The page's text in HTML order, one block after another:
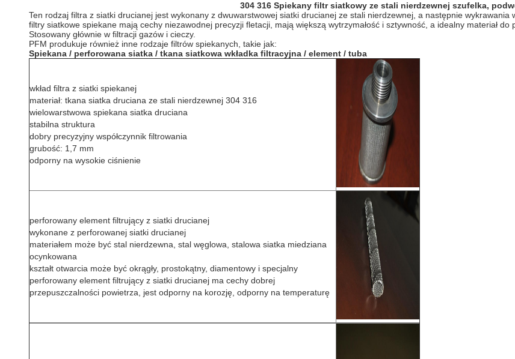
304 316 Spiekany filtr siatkowy ze stali nierdzewnej szufelka,
Ten rodzaj filtra z siatki drucianej jest wykonany z dwuwarstwowej siatki drucianej ze stali nierdzewnej, a następnie wykrawania
filtry siatkowe spiekane mają cechy niezawodnej precyzji fletacji, mają większą wytrzymałość i sztywność, a idealny materiał
Stosowany głównie w filtracji gazów i cieczy.
PFM produkuje również inne rodzaje filtrów spiekanych, takie jak:
Spiekana / perforowana siatka / tkana siatkowa wkładka filtracyjna / element / tuba
wkład filtra z siatki spiekanej
materiał: tkana siatka druciana ze stali nierdzewnej 304 316
wielowarstwowa spiekana siatka druciana
stabilna struktura
dobry precyzyjny współczynnik filtrowania
grubość: 1,7 mm
odporny na wysokie ciśnienie
perforowany element filtrujący z siatki drucianej
wykonane z perforowanej siatki drucianej
materiałem może być stal nierdzewna, stal węglowa, stalowa siatka miedziana
ocynkowana
kształt otwarcia może być okrągły, prostokątny, diamentowy i specjalny
perforowany element filtrujący z siatki drucianej ma cechy dobrej
przepuszczalności powietrza, jest odporny na korozję, odporny na temperaturę